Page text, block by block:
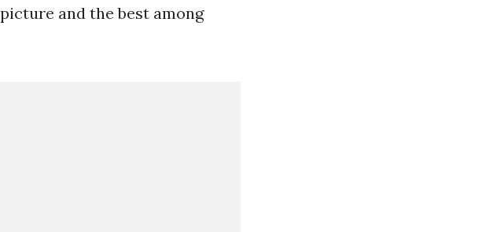
and the best among